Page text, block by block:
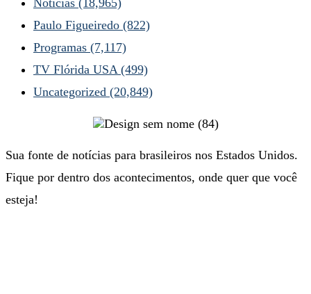
Nóticias (18,965)
Paulo Figueiredo (822)
Programas (7,117)
TV Flórida USA (499)
Uncategorized (20,849)
Sua fonte de notícias para brasileiros nos Estados Unidos.
Fique por dentro dos acontecimentos, onde quer que você
esteja!